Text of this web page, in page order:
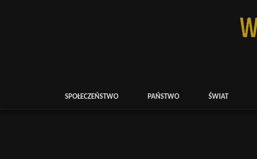
SPOŁECZEŃSTWO PAŃSTWO ŚWIAT